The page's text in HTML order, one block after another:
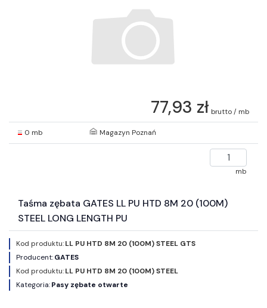
77,93 zł brutto / mb
0 mb Magazyn Poznań
mb
Taśma zębata GATES LL PU HTD 8M 20 (100M)
STEEL LONG LENGTH PU
Kod produktu:LL PU HTD 8M 20 (100M) STEEL GTS
Producent:GATES
Kod produktu:LL PU HTD 8M 20 (100M) STEEL
Kategoria:Pasy zębate otwarte